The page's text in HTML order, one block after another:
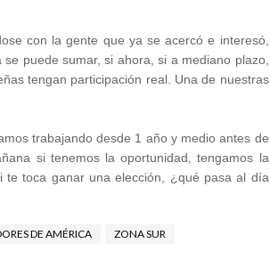
con la gente que ya se acercó e interesó,
puede sumar, si ahora, si a mediano plazo,
tengan participación real. Una de nuestras
trabajando desde 1 año y medio antes de
si tenemos la oportunidad, tengamos la
te toca ganar una elección, ¿qué pasa al día
DE AMÉRICA ZONA SUR